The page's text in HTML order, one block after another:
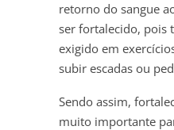
retorno do sangue
ser fortalecido, pois
exigido em
subir escadas ou
Sendo assim,
muito importante